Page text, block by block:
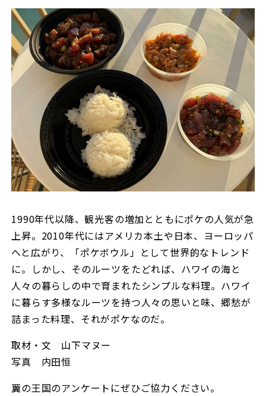
1990年代以降、観光客の増加とともにポケの人気が急
上昇。2010年代にはアメリカ本土や日本、ヨーロッパ
へと広がり、「ポケボウル」として世界的なトレンド
に。しかし、そのルーツをたどれば、ハワイの海と
人々の暮らしの中で育まれたシンプルな料理。ハワイ
に暮らす多様なルーツを持つ人々の思いと味、郷愁が
詰まった料理、それがポケなのだ。
取材・文 山下マヌー
写真 内田恒
翼の王国のアンケートにぜひご協力ください。